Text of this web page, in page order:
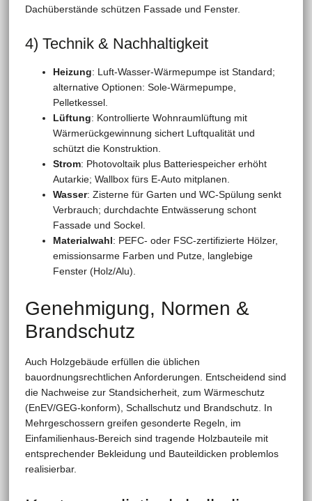
Dachüberstände schützen Fassade und Fenster.
4) Technik & Nachhaltigkeit
Heizung: Luft-Wasser-Wärmepumpe ist Standard;
alternative Optionen: Sole-Wärmepumpe,
Pelletkessel.
Lüftung: Kontrollierte Wohnraumlüftung mit
Wärmerückgewinnung sichert Luftqualität und
schützt die Konstruktion.
Strom: Photovoltaik plus Batteriespeicher erhöht
Autarkie; Wallbox fürs E-Auto mitplanen.
Wasser: Zisterne für Garten und WC-Spülung senkt
Verbrauch; durchdachte Entwässerung schont
Fassade und Sockel.
Materialwahl: PEFC- oder FSC-zertifizierte Hölzer,
emissionsarme Farben und Putze, langlebige
Fenster (Holz/Alu).
Genehmigung, Normen &
Brandschutz
Auch Holzgebäude erfüllen die üblichen
bauordnungsrechtlichen Anforderungen. Entscheidend sind
die Nachweise zur Standsicherheit, zum Wärmeschutz
(EnEV/GEG-konform), Schallschutz und Brandschutz. In
Mehrgeschossern greifen gesonderte Regeln, im
Einfamilienhaus-Bereich sind tragende Holzbauteile mit
entsprechender Bekleidung und Bauteildicken problemlos
realisierbar.